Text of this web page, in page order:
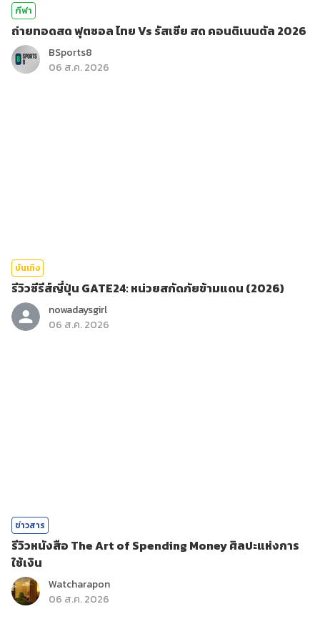
กีฬา
ถ่ายทอดสด ฟุตซอล ไทย Vs รัสเซีย สด คอนติเนนตัล 2026
BSports8
06 ส.ค. 2026
บันเทิง
รีวิวซีรีส์ญี่ปุ่น GATE24: หน่วยสกัดภัยข้ามแดน (2026)
nowadaysgirl
06 ส.ค. 2026
ข่าวสาร
รีวิวหนังสือ The Art of Spending Money ศิลปะแห่งการ
ใช้เงิน
Watcharapon
06 ส.ค. 2026